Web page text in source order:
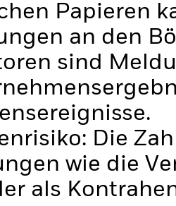
Papieren
an den
sind
Die
wie die
als